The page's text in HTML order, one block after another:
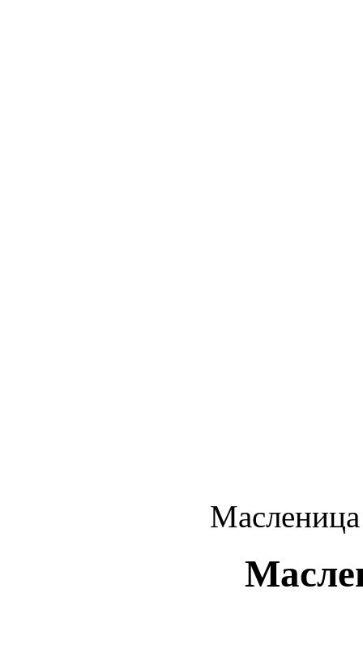
Масленица